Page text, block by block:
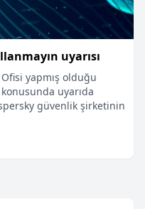
uyarısı
yapmış olduğu
uyarıda
güvenlik şirketinin